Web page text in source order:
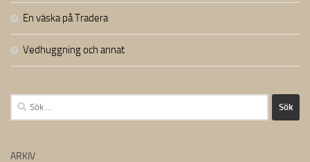
En väska på Tradera
Vedhuggning och annat
Sök
efter:
ARKIV